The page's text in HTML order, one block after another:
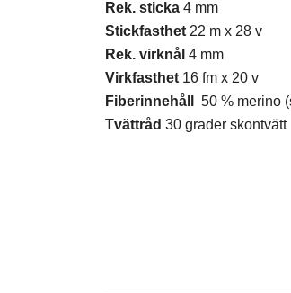
Rek. sticka 4 mm
Stickfasthet 22 m x 28 v
Rek. virknål 4 mm
Virkfasthet 16 fm x 20 v
Fiberinnehåll
50 % merino
Tvättråd 30 grader skontvätt